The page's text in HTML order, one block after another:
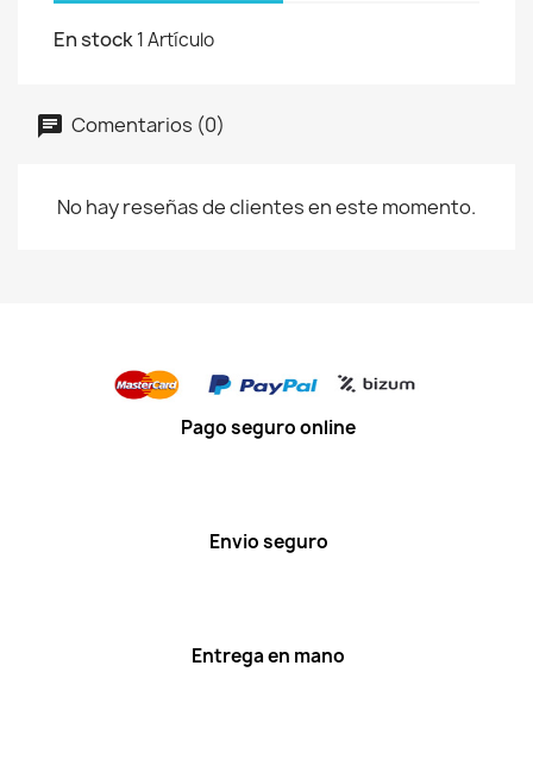
En stock1 Artículo
Comentarios (0)
No hay reseñas de clientes en este momento.
Pago seguro online
Envio seguro
Entrega en mano